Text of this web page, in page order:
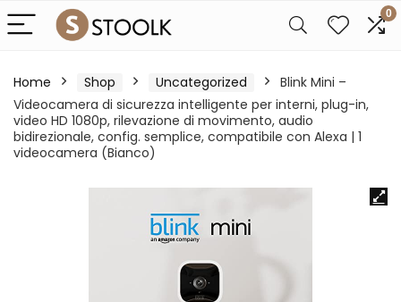
0
Home Shop Uncategorized
Blink Mini –
Videocamera di sicurezza intelligente per interni, plug-in,
video HD 1080p, rilevazione di movimento, audio
bidirezionale, config. semplice, compatibile con Alexa | 1
videocamera (Bianco)